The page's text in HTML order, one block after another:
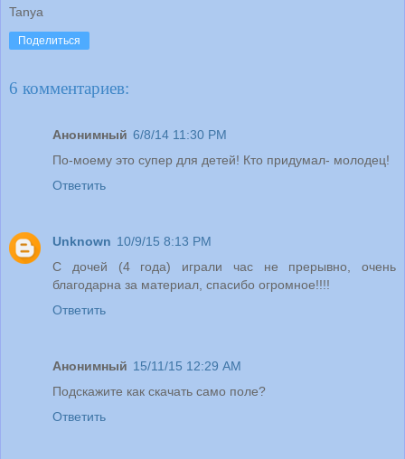
Tanya
Поделиться
6 комментариев:
Анонимный 6/8/14 11:30 PM
По-моему это супер для детей! Кто придумал- молодец!
Ответить
Unknown 10/9/15 8:13 PM
С дочей (4 года) играли час не прерывно, очень
благодарна за материал, спасибо огромное!!!!
Ответить
Анонимный 15/11/15 12:29 AM
Подскажите как скачать само поле?
Ответить